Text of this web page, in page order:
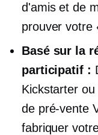
d'amis et de
prouver votre
Basé sur la
participatif :
Kickstarter
de pré-vente
fabriquer